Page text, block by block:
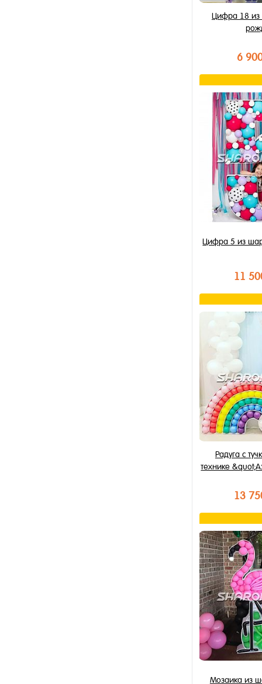
Цифра 18 из
6
В
Купить в 1
В избранное
В наличии
Цифра 5 из
11
В
Купить в 1
В избранное
В наличии
Радуга с
технике
13
В
Купить в 1
В избранное
В наличии
Мозаика из